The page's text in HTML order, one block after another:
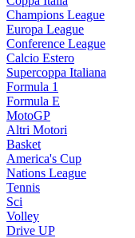
Champions League
Europa League
Conference League
Calcio Estero
Supercoppa Italiana
Formula 1
Formula E
MotoGP
Altri Motori
Basket
America's Cup
Nations League
Tennis
Sci
Volley
Drive UP